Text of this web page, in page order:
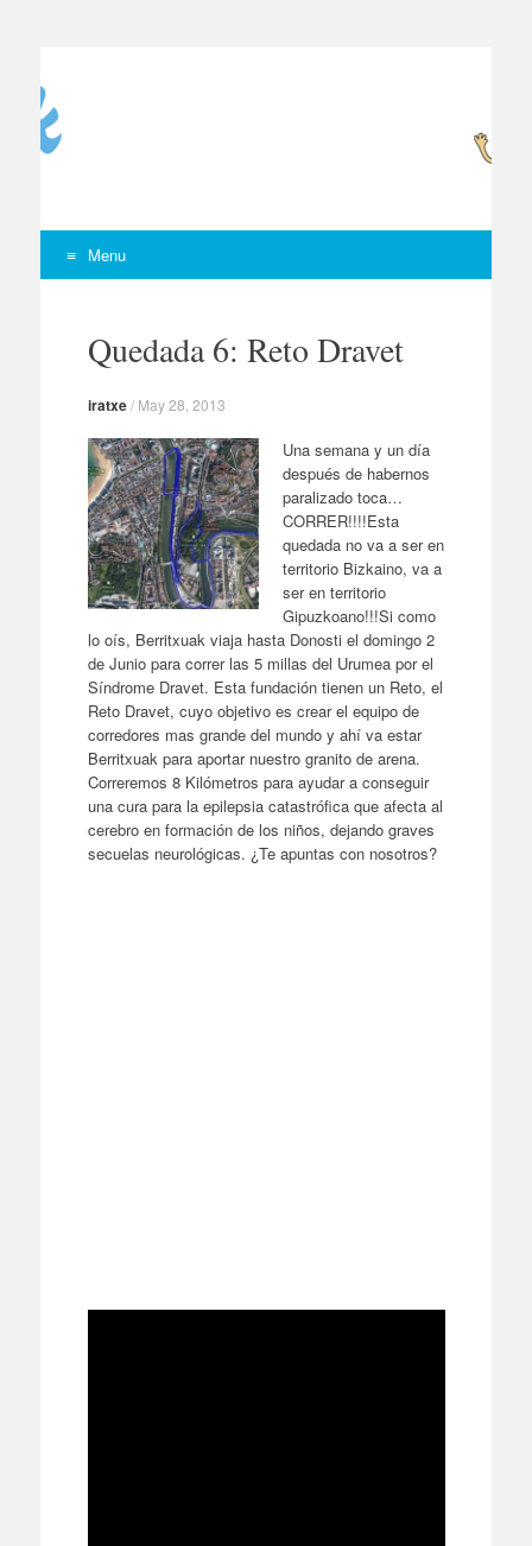
Menu
Quedada 6: Reto Dravet
iratxe/ May 28, 2013
Una semana y un día
después de habernos
paralizado toca…
CORRER!!!!Esta
quedada no va a ser en
territorio Bizkaino, va a
ser en territorio
Gipuzkoano!!!Si como
lo oís, Berritxuak viaja hasta Donosti el domingo 2
de Junio para correr las 5 millas del Urumea por el
Síndrome Dravet. Esta fundación tienen un Reto, el
Reto Dravet, cuyo objetivo es crear el equipo de
corredores mas grande del mundo y ahí va estar
Berritxuak para aportar nuestro granito de arena.
Correremos 8 Kilómetros para ayudar a conseguir
una cura para la epilepsia catastrófica que afecta al
cerebro en formación de los niños, dejando graves
secuelas neurológicas. ¿Te apuntas con nosotros?